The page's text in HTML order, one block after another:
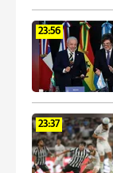
23:56
23:37